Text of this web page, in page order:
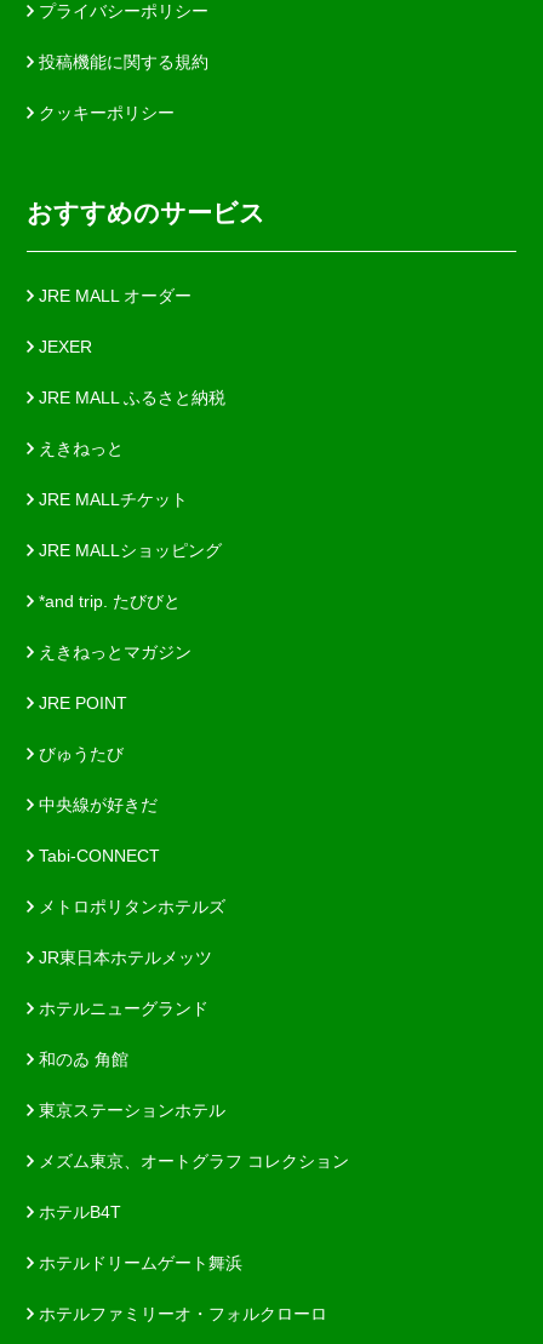
プライバシーポリシー
投稿機能に関する規約
クッキーポリシー
おすすめのサービス
JRE MALL オーダー
JEXER
JRE MALL ふるさと納税
えきねっと
JRE MALLチケット
JRE MALLショッピング
*and trip. たびびと
えきねっとマガジン
JRE POINT
びゅうたび
中央線が好きだ
Tabi-CONNECT
メトロポリタンホテルズ
JR東日本ホテルメッツ
ホテルニューグランド
和のゐ 角館
東京ステーションホテル
メズム東京、オートグラフ コレクション
ホテルB4T
ホテルドリームゲート舞浜
ホテルファミリーオ・フォルクローロ